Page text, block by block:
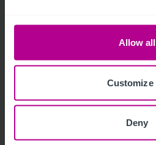
Allow all
Customize
Deny